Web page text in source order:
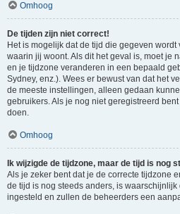
Omhoog
De tijden zijn niet correct!
Het is mogelijk dat de tijd die gegeven
waarin jij woont. Als dit het geval is, moet je
en je tijdzone veranderen in een bepaald
Sydney, enz.). Wees er bewust van dat het
de meeste instellingen, alleen gedaan
gebruikers. Als je nog niet geregistreerd
doen.
Omhoog
Ik wijzigde de tijdzone, maar de tijd is nog
Als je zeker bent dat je de correcte tijdzone
de tijd is nog steeds anders, is waarschijnlijk
ingesteld en zullen de beheerders een